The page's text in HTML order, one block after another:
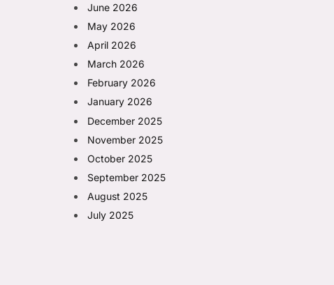
June 2026
May 2026
April 2026
March 2026
February 2026
January 2026
December 2025
November 2025
October 2025
September 2025
August 2025
July 2025